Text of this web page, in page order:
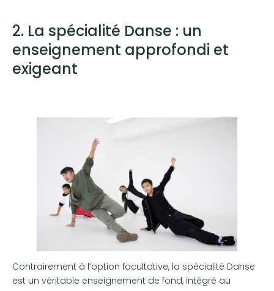
2. La spécialité Danse : un
enseignement approfondi et
exigeant
Contrairement à l’option facultative, la spécialité Danse
est un véritable enseignement de fond, intégré au